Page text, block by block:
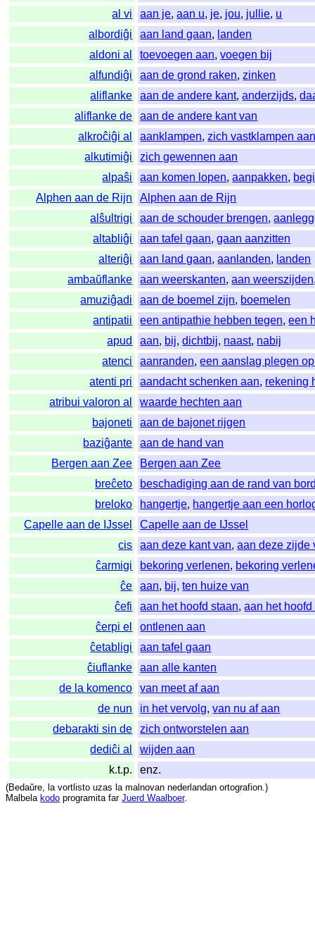
al vi
aan je,aan u, je, jou, jullie, u
albordiĝi
aan land gaan, landen
aldoni al
toevoegen aan,voegen bij
alfundiĝi
aan de grond raken,zinken
aliflanke
aan de andere kant,anderzijds,
aliflanke de
aan de andere kant van
alkroĉiĝi al
aanklampen,zich vastklampen
alkutimiĝi
zich gewennen aan
alpaŝi
aan komen lopen,aanpakken,
Alphen aan de Rijn
Alphen aan de Rijn
alŝultrigi
aan de schouder brengen,
altabliĝi
aan tafel gaan,gaan aanzitten
alteriĝi
aan land gaan,aanlanden, landen
ambaŭflanke
aan weerskanten,aan weerszijden
amuziĝadi
aan de boemel zijn, boemelen
antipatii
een antipathie hebben tegen,een
apud
aan, bij,dichtbij, naast, nabij
atenci
aanranden,een aanslag plegen op
atenti pri
aandacht schenken aan, rekening
atribui valoron al
waarde hechten aan
bajoneti
aan de bajonet rijgen
baziĝante
aan de hand van
Bergen aan Zee
Bergen aan Zee
breĉeto
beschadiging aan de rand van
breloko
hangertje, hangertje aan een
Capelle aan de IJssel
Capelle aan de IJssel
cis
aan deze kant van,aan deze zijde
ĉarmigi
bekoring verlenen, bekoring
ĉe
aan, bij,ten huize van
ĉefi
aan het hoofd staan,aan het
ĉerpi el
ontlenen aan
ĉetabligi
aan tafel gaan
ĉiuflanke
aan alle kanten
de la komenco
van meet af aan
de nun
in het vervolg,van nu af aan
debarakti sin de
zich ontworstelen aan
dediĉi al
wijden aan
k.t.p.
enz.
(Bedaŭre, la vortlisto uzas la malnovan nederlandan ortografion.)
Malbela kodo programita far Juerd Waalboer.